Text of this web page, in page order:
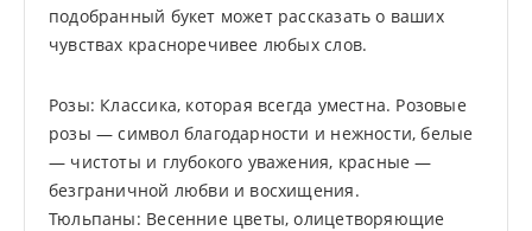
подобранный букет может рассказать о ваших
чувствах красноречивее любых слов.
Розы: Классика, которая всегда уместна. Розовые
розы — символ благодарности и нежности, белые
— чистоты и глубокого уважения, красные —
безграничной любви и восхищения.
Тюльпаны: Весенние цветы, олицетворяющие